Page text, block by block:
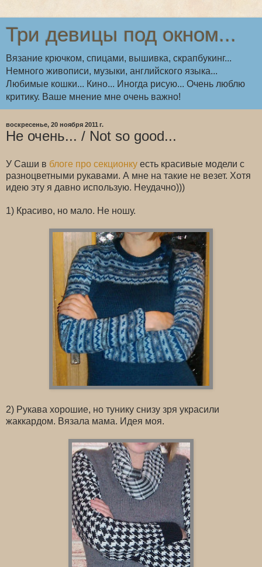
Три девицы под окном...
Вязание крючком, спицами, вышивка, скрапбукинг...
Немного живописи, музыки, английского языка...
Любимые кошки... Кино... Иногда рисую... Очень люблю
критику. Ваше мнение мне очень важно!
воскресенье, 20 ноября 2011 г.
Не очень... / Not so good...
У Саши в блоге про секционку есть красивые модели с
разноцветными рукавами. А мне на такие не везет. Хотя
идею эту я давно использую. Неудачно)))
1) Красиво, но мало. Не ношу.
2) Рукава хорошие, но тунику снизу зря украсили
жаккардом. Вязала мама. Идея моя.